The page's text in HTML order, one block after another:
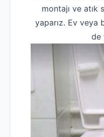
montajı ve atık
yaparız. Ev veya
de